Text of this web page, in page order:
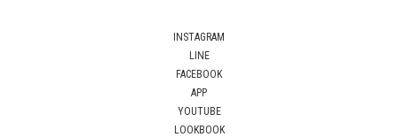
INSTAGRAM
LINE
FACEBOOK
APP
YOUTUBE
LOOKBOOK